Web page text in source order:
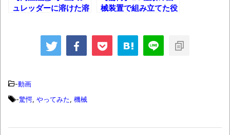
屋やお煽り運転など盛りだくさん
に入院中のオレのオナサポ懇願したら・・・
「ム、ムリです・・・」メガネ美人ナース
いう無茶に踏み切ってしまったのか
ュレッダーに溶けた溶
械装置で組み立てた役
-動画
-驚愕, やってみた, 機械